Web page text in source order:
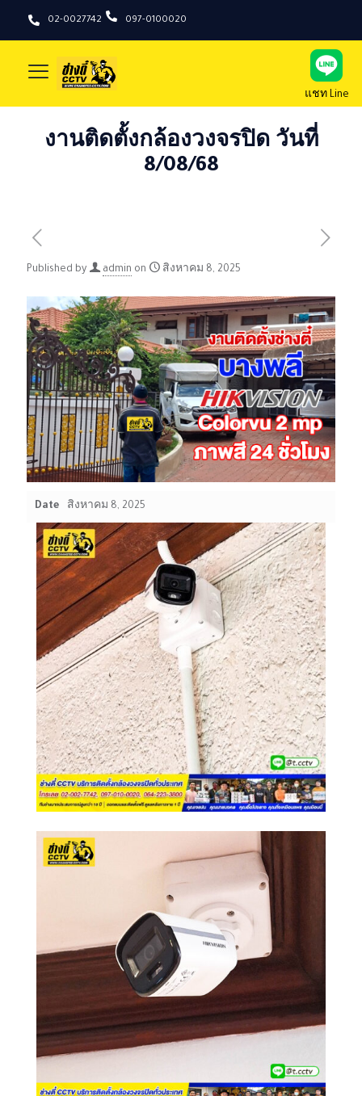
02-0027742 097-0100020
แชท Line
งานติดตั้งกล้องวงจรปิด วันที่
8/08/68
Published by admin on สิงหาคม 8, 2025
Date สิงหาคม 8, 2025